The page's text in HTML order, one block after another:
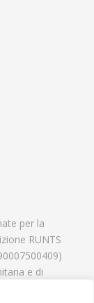
per la
RUNTS
e di